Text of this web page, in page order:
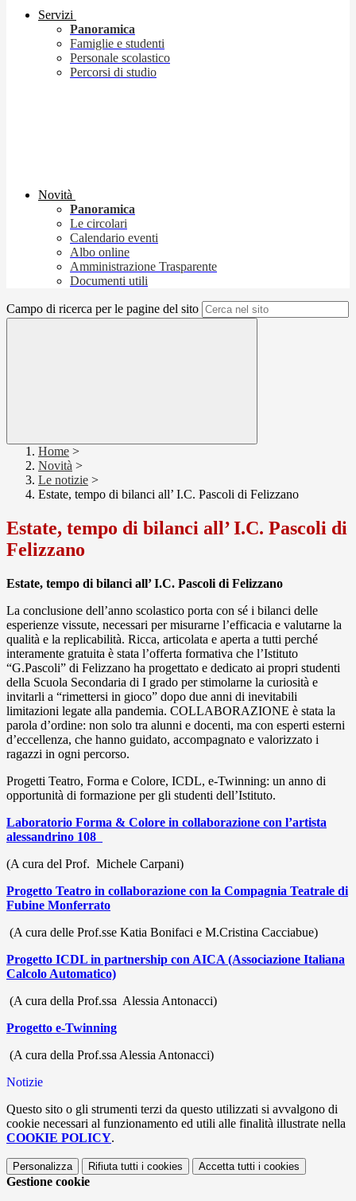
Servizi
Panoramica
Famiglie e studenti
Personale scolastico
Percorsi di studio
Novità
Panoramica
Le circolari
Calendario eventi
Albo online
Amministrazione Trasparente
Documenti utili
Campo di ricerca per le pagine del sito
Home >
Novità >
Le notizie >
Estate, tempo di bilanci all’ I.C. Pascoli di Felizzano
Estate, tempo di bilanci all’ I.C. Pascoli di
Felizzano
Estate, tempo di bilanci all’ I.C. Pascoli di Felizzano
La conclusione dell’anno scolastico porta con sé i bilanci delle
esperienze vissute, necessari per misurarne l’efficacia e valutarne la
qualità e la replicabilità. Ricca, articolata e aperta a tutti perché
interamente gratuita è stata l’offerta formativa che l’Istituto
“G.Pascoli” di Felizzano ha progettato e dedicato ai propri studenti
della Scuola Secondaria di I grado per stimolarne la curiosità e
invitarli a “rimettersi in gioco” dopo due anni di inevitabili
limitazioni legate alla pandemia. COLLABORAZIONE è stata la
parola d’ordine: non solo tra alunni e docenti, ma con esperti esterni
d’eccellenza, che hanno guidato, accompagnato e valorizzato i
ragazzi in ogni percorso.
Progetti Teatro, Forma e Colore, ICDL, e-Twinning: un anno di
opportunità di formazione per gli studenti dell’Istituto.
Laboratorio Forma & Colore in collaborazione con l’artista
alessandrino 108
(A cura del Prof. Michele Carpani)
Progetto Teatro in collaborazione con la Compagnia Teatrale di
Fubine Monferrato
(A cura delle Prof.sse Katia Bonifaci e M.Cristina Cacciabue)
Progetto ICDL in partnership con AICA (Associazione Italiana
Calcolo Automatico)
(A cura della Prof.ssa Alessia Antonacci)
Progetto e-Twinning
(A cura della Prof.ssa Alessia Antonacci)
Notizie
Questo sito o gli strumenti terzi da questo utilizzati si avvalgono di
cookie necessari al funzionamento ed utili alle finalità illustrate nella
COOKIE POLICY.
Personalizza Rifiuta tutti i cookies Accetta tutti i cookies
Gestione cookie